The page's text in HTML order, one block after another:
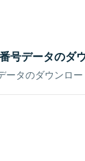
号データのダ
ータのダウンロ